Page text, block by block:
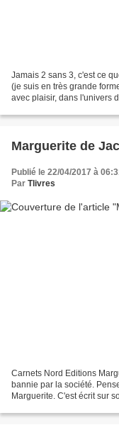
Jamais 2 sans 3, c'est ce
(je suis en très grande
avec plaisir, dans l'univers
Marguerite de
Publié le 22/04/2017 à
Par Tlivres
Carnets Nord Editions
bannie par la société.
Marguerite. C'est écrit sur